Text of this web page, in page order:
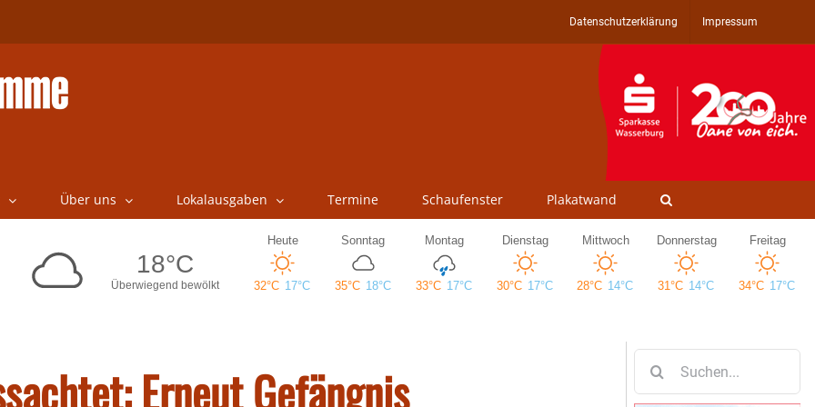
Datenschutzerklärung Impressum
Über uns Lokalausgaben Termine Schaufenster Plakatwand
Erneut Gefängnis
nach: